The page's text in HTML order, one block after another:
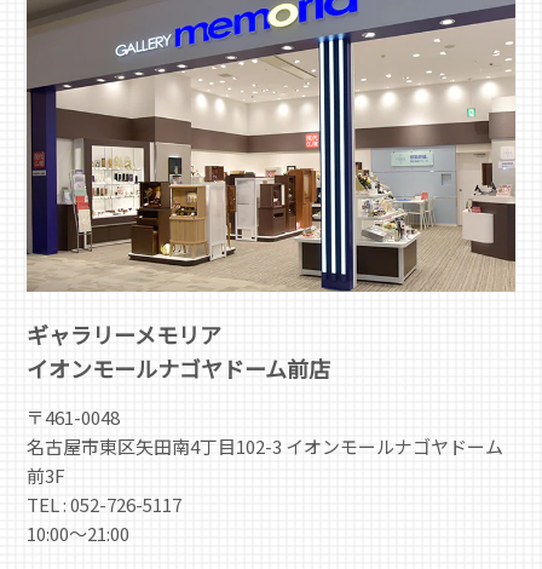
ギャラリーメモリア
イオンモールナゴヤドーム前店
〒461-0048
名古屋市東区矢田南4丁目102-3 イオンモールナゴヤドーム
前3F
TEL : 052-726-5117
10:00～21:00